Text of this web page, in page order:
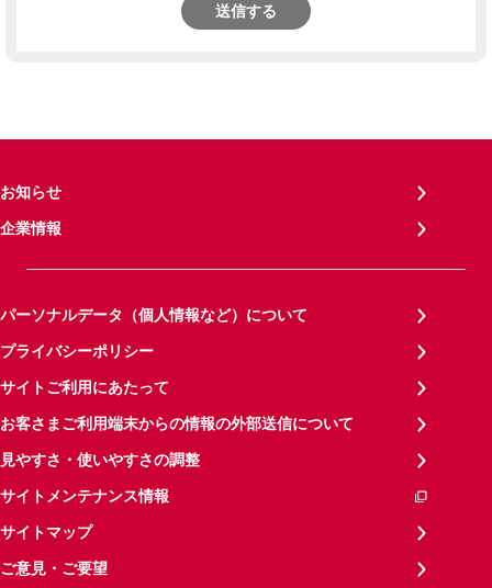
送信する
お知らせ
企業情報
パーソナルデータ（個人情報など）について
プライバシーポリシー
サイトご利用にあたって
お客さまご利用端末からの情報の外部送信について
見やすさ・使いやすさの調整
サイトメンテナンス情報
サイトマップ
ご意見・ご要望